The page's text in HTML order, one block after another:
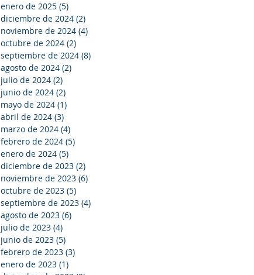
enero de 2025 (5)
diciembre de 2024 (2)
noviembre de 2024 (4)
octubre de 2024 (2)
septiembre de 2024 (8)
agosto de 2024 (2)
julio de 2024 (2)
junio de 2024 (2)
mayo de 2024 (1)
abril de 2024 (3)
marzo de 2024 (4)
febrero de 2024 (5)
enero de 2024 (5)
diciembre de 2023 (2)
noviembre de 2023 (6)
octubre de 2023 (5)
septiembre de 2023 (4)
agosto de 2023 (6)
julio de 2023 (4)
junio de 2023 (5)
febrero de 2023 (3)
enero de 2023 (1)